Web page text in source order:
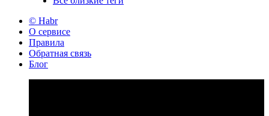
© Habr
О сервисе
Правила
Обратная связь
Блог